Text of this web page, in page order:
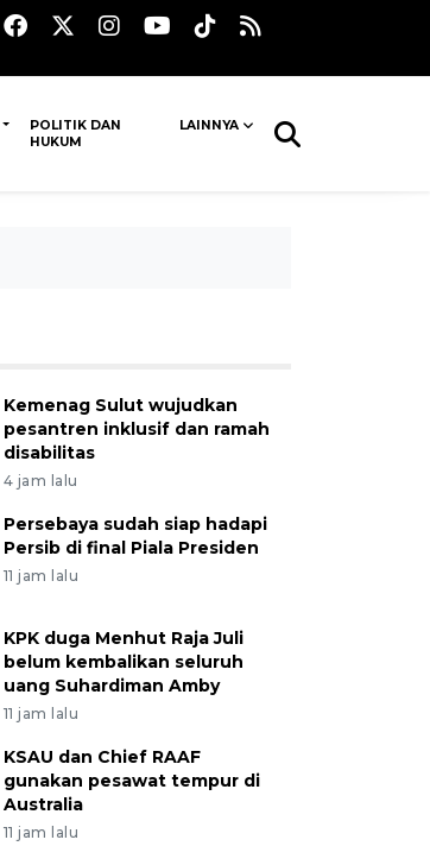
POLITIK DAN
HUKUM
LAINNYA
Kemenag Sulut wujudkan
pesantren inklusif dan ramah
disabilitas
4 jam lalu
Persebaya sudah siap hadapi
Persib di final Piala Presiden
11 jam lalu
KPK duga Menhut Raja Juli
belum kembalikan seluruh
uang Suhardiman Amby
11 jam lalu
KSAU dan Chief RAAF
gunakan pesawat tempur di
Australia
11 jam lalu